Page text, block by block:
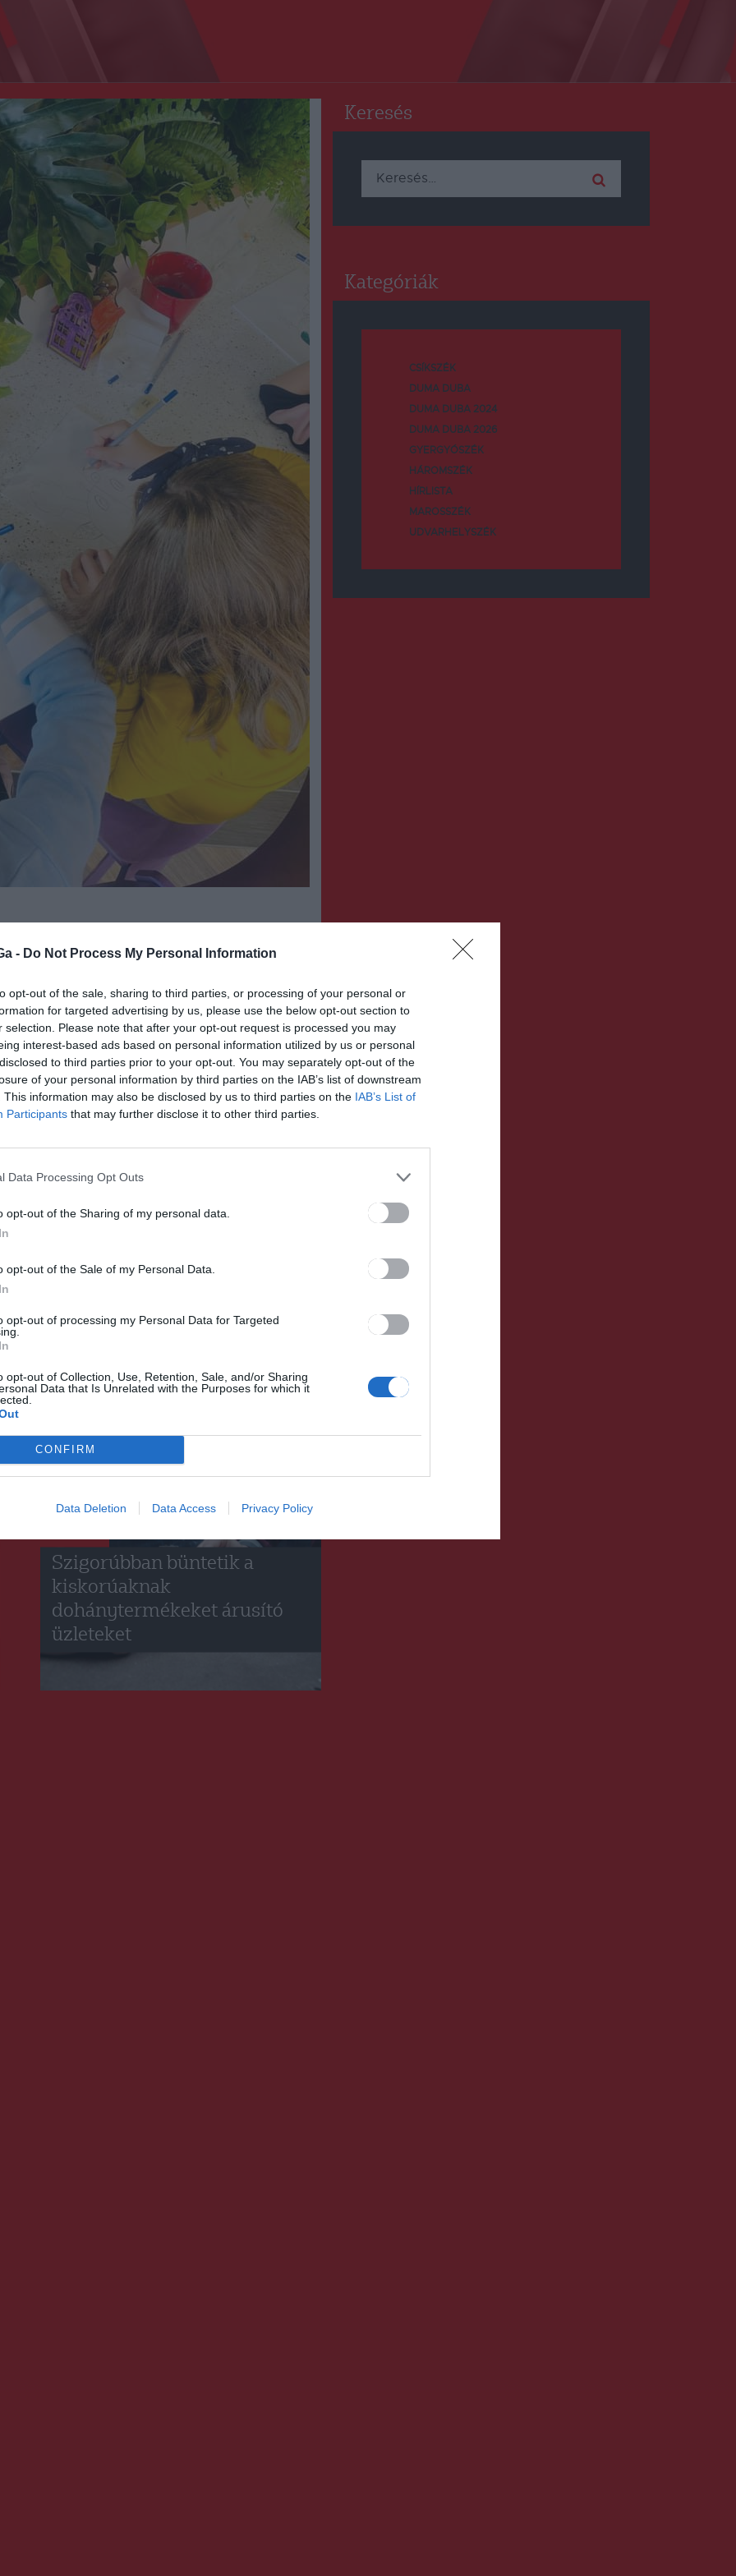
- Do Not Process My Personal Information
opt-out of the sale, sharing to third parties, or processing of your personal or
for targeted advertising by us, please use the below opt-out section to
selection. Please note that after your opt-out request is processed you may
interest-based ads based on personal information utilized by us or personal
to third parties prior to your opt-out. You may separately opt-out of the
of your personal information by third parties on the IAB’s list of downstream
This information may also be disclosed by us to third parties on the IAB’s List of
Participants that may further disclose it to other third parties.
Data Processing Opt Outs
opt-out of the Sharing of my personal data.
opt-out of the Sale of my Personal Data.
opt-out of processing my Personal Data for Targeted
opt-out of Collection, Use, Retention, Sale, and/or Sharing
Data that Is Unrelated with the Purposes for which it
CONFIRM
Data Deletion Data Access Privacy Policy
tudja mit csináljon gyerekével, kire bízza
Kreatív Kuckó, ahol Húsvét után
5 és 11 év közötti gyerekeket várnak,
ig. A gyerekek reggelit, ebédet és
barkácsolás, alkotás, sütés-főzés, úszás is
a játszóház Facebook oldalán,
szám alatt vagy a0733 558 503-as
Hogyan bánjunk a tinikkel?
Szigorúbban büntetik a
kiskorúaknak
dohánytermékeket árusító
üzleteket
Keresés
Keresés:
Kategóriák
CSÍKSZÉK
DUMA DUBA
DUMA DUBA 2024
DUMA DUBA 2026
GYERGYÓSZÉK
HÁROMSZÉK
HÍRLISTA
MAROSSZÉK
UDVARHELYSZÉK